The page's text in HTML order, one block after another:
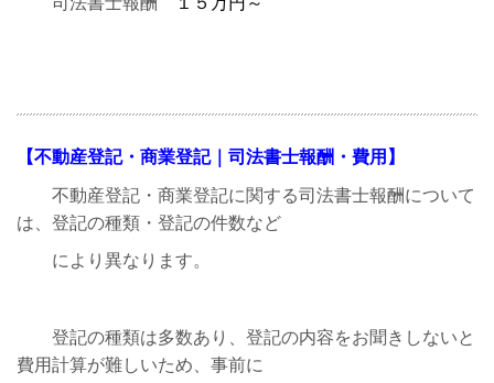
【不動産登記・商業登記｜司法書士報酬・費用】
不動産登記・商業登記に関する司法書士報酬について
は、登記の種類・登記の件数など
により異なります。
登記の種類は多数あり、登記の内容をお聞きしないと
費用計算が難しいため、事前に